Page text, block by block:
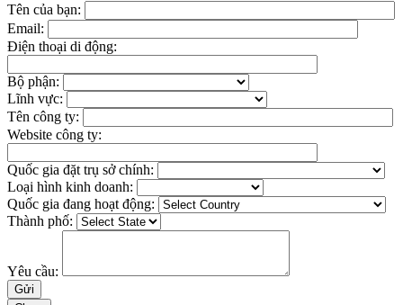
Tên của bạn:
Email:
Điện thoại di động:
Bộ phận:
Lĩnh vực:
Tên công ty:
Website công ty:
Quốc gia đặt trụ sở chính:
Loại hình kinh doanh:
Quốc gia đang hoạt động:
Thành phố:
Yêu cầu: